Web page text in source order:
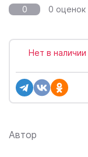
0 0 оценок
Автор
Нет в наличии